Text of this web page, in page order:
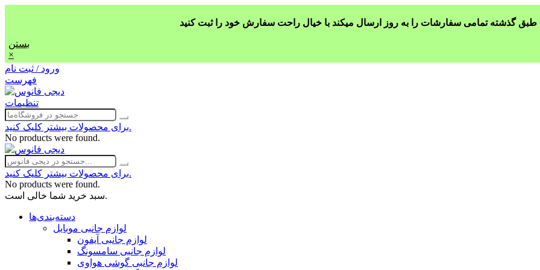
بستن
×
ورود / ثبت نام
فهرست
تنظیمات
برای محصولات بیشتر کلیک کنید.
No products were found.
برای محصولات بیشتر کلیک کنید.
No products were found.
سبد خرید شما خالی است.
دسته‌بندی‌ها
لوازم جانبی موبایل
لوازم جانبی آیفون
لوازم جانبی سامسونگ
لوازم جانبی گوشی هواوی